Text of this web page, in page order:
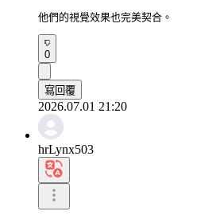
他們的視覺效果也完美契合。
0
寫回覆
2026.07.01 21:20
hrLynx503